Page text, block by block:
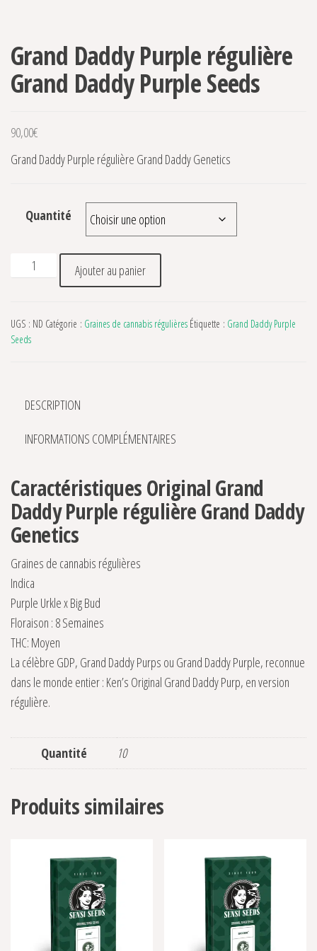
Grand Daddy Purple régulière
Grand Daddy Purple Seeds
90,00€
Grand Daddy Purple régulière Grand Daddy Genetics
Quantité
quantité de Grand Daddy Purple régulière Grand Daddy
Ajouter au panier
UGS : ND Catégorie : Graines de cannabis régulières Étiquette : Grand Daddy Purple
Seeds
DESCRIPTION
INFORMATIONS COMPLÉMENTAIRES
Caractéristiques Original Grand
Daddy Purple régulière Grand Daddy
Genetics
Graines de cannabis régulières
Indica
Purple Urkle x Big Bud
Floraison : 8 Semaines
THC: Moyen
La célèbre GDP, Grand Daddy Purps ou Grand Daddy Purple, reconnue
dans le monde entier : Ken’s Original Grand Daddy Purp, en version
régulière.
Quantité 10
Produits similaires